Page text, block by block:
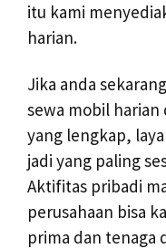
itu kami
harian.
Jika anda
sewa mobil
yang lengkap,
jadi yang paling
Aktifitas pribadi
perusahaan bisa
prima dan tenaga